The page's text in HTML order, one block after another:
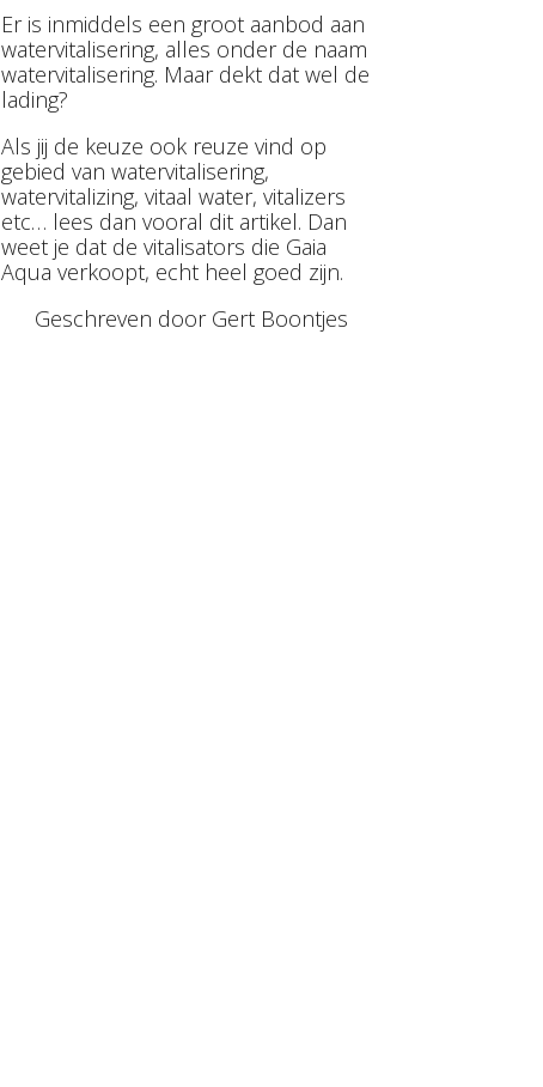
Er is inmiddels een groot aanbod aan
watervitalisering, alles onder de naam
watervitalisering. Maar dekt dat wel de
lading?
Als jij de keuze ook reuze vind op
gebied van watervitalisering,
watervitalizing, vitaal water, vitalizers
etc… lees dan vooral dit artikel. Dan
weet je dat de vitalisators die Gaia
Aqua verkoopt, echt heel goed zijn.
Geschreven door Gert Boontjes